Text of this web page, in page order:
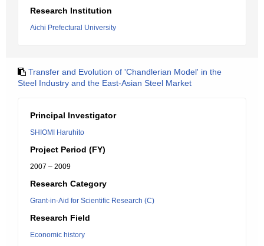
Research Institution
Aichi Prefectural University
Transfer and Evolution of 'Chandlerian Model' in the
Steel Industry and the East-Asian Steel Market
Principal Investigator
SHIOMI Haruhito
Project Period (FY)
2007 – 2009
Research Category
Grant-in-Aid for Scientific Research (C)
Research Field
Economic history